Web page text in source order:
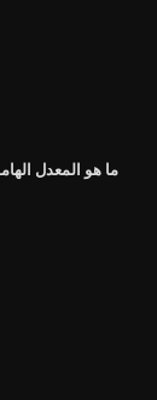
ما هو المعدل